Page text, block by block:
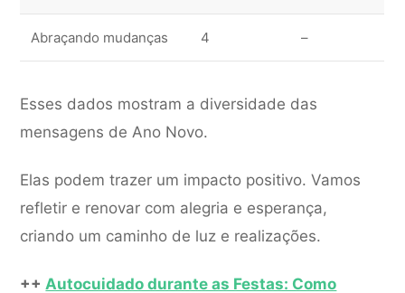
Abraçando mudanças 4 –
Esses dados mostram a diversidade das
mensagens de Ano Novo.
Elas podem trazer um impacto positivo. Vamos
refletir e renovar com alegria e esperança,
criando um caminho de luz e realizações.
++ Autocuidado durante as Festas: Como